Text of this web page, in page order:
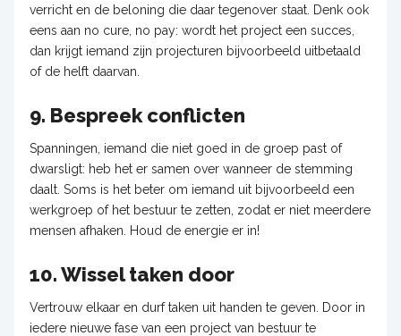
verricht en de beloning die daar tegenover staat. Denk ook
eens aan no cure, no pay: wordt het project een succes,
dan krijgt iemand zijn projecturen bijvoorbeeld uitbetaald
of de helft daarvan.
9. Bespreek conflicten
Spanningen, iemand die niet goed in de groep past of
dwarsligt: heb het er samen over wanneer de stemming
daalt. Soms is het beter om iemand uit bijvoorbeeld een
werkgroep of het bestuur te zetten, zodat er niet meerdere
mensen afhaken. Houd de energie er in!
10. Wissel taken door
Vertrouw elkaar en durf taken uit handen te geven. Door in
iedere nieuwe fase van een project van bestuur te